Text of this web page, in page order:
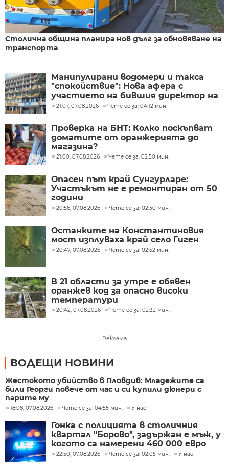
Столична община планира нов дълг за обновяване на
транспорта
Манипулирани водомери и такса
"спокойствие": Нова афера с
участието на бившия директор на
"ВиК - Бургас"
21:07, 07.08.2026 Чете се за: 04:12 мин.
Проверка на БНТ: Колко поскъпват
доматите от оранжерията до
магазина?
21:00, 07.08.2026 Чете се за: 02:50 мин.
Опасен път край Сунгурларе:
Участъкът не е ремонтиран от 50
години
20:56, 07.08.2026 Чете се за: 02:30 мин.
Останките на Константиновия
мост изплуваха край село Гиген
20:47, 07.08.2026 Чете се за: 02:52 мин.
В 21 области за утре е обявен
оранжев код за опасно високи
температури
20:42, 07.08.2026 Чете се за: 02:32 мин.
Реклама
ВОДЕЩИ НОВИНИ
Жестокото убийство в Пловдив: Младежите са
били Георги повече от час и си купили дюнери с
парите му
18:08, 07.08.2026 Чете се за: 04:55 мин. У нас
Гонка с полицията в столичния
квартал "Борово", задържан е мъж, у
когото са намерени 460 000 евро
22:50, 07.08.2026 Чете се за: 02:05 мин. У нас